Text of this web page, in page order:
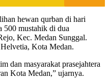
hewan qurban di hari
500 mustahik di dua
Kec. Medan Sunggal.
Kota Medan.
dan masyarakat prasejahtera
Kota Medan,” ujarnya.